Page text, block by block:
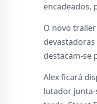
encadeados,
O novo
destacam-se
Alex ficará
lutador junta-